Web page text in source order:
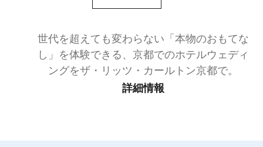
世代を超えても変わらない「本物のおもてな
し」を体験できる、京都でのホテルウェディ
ングをザ・リッツ・カールトン京都で。
詳細情報